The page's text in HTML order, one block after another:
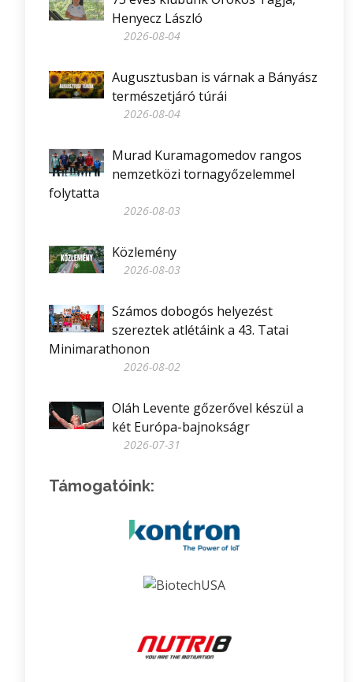
Henyecz László
2026-08-04
Augusztusban is várnak a Bányász
természetjáró túrái
2026-08-04
Murad Kuramagomedov rangos
nemzetközi tornagyőzelemmel
folytatta
2026-08-03
Közlemény
2026-08-03
Számos dobogós helyezést
szereztek atlétáink a 43. Tatai
Minimarathonon
2026-08-02
Oláh Levente gőzerővel készül a
két Európa-bajnokságr
2026-07-31
Támogatóink: